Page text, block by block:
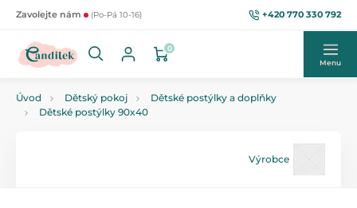
Zavolejte nám (Po-Pá 10-16) +420 770 330 792
0
Menu
Úvod Dětský pokoj
Dětské postýlky a doplňky
Dětské postýlky 90x40
Výrobce